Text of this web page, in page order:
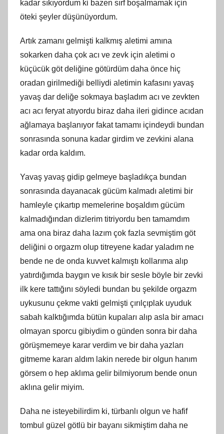
kadar sıkıyordum ki bazen sırf boşalmamak için
öteki şeyler düşünüyordum.
Artık zamanı gelmişti kalkmış aletimi amına
sokarken daha çok acı ve zevk için aletimi o
küçücük göt deliğine götürdüm daha önce hiç
oradan girilmediği belliydi aletimin kafasını yavaş
yavaş dar deliğe sokmaya başladım acı ve zevkten
acı acı feryat atıyordu biraz daha ileri gidince acıdan
ağlamaya başlanıyor fakat tamamı içindeydi bundan
sonrasında sonuna kadar girdim ve zevkini alana
kadar orda kaldım.
Yavaş yavaş gidip gelmeye başladıkça bundan
sonrasında dayanacak gücüm kalmadı aletimi bir
hamleyle çıkartıp memelerine boşaldım gücüm
kalmadığından dizlerim titriyordu ben tamamdım
ama ona biraz daha lazım çok fazla sevmiştim göt
deliğini o orgazm olup titreyene kadar yaladım ne
bende ne de onda kuvvet kalmıştı kollarıma alıp
yatırdığımda baygın ve kısık bir sesle böyle bir zevki
ilk kere tattığını söyledi bundan bu şekilde orgazm
uykusunu çekme vakti gelmişti çırılçıplak uyuduk
sabah kalktığımda bütün kupaları alıp asla bir amacı
olmayan sporcu gibiydim o günden sonra bir daha
görüşmemeye karar verdim ve bir daha yazları
gitmeme kararı aldım lakin nerede bir olgun hanım
görsem o hep aklıma gelir bilmiyorum bende onun
aklına gelir miyim.
Daha ne isteyebilirdim ki, türbanlı olgun ve hafif
tombul güzel götlü bir bayanı sikmiştim daha ne